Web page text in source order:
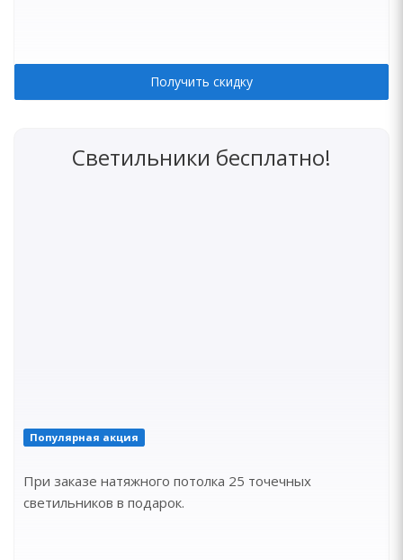
Получить скидку
Светильники бесплатно!
Популярная акция
При заказе натяжного потолка 25 точечных
светильников в подарок.